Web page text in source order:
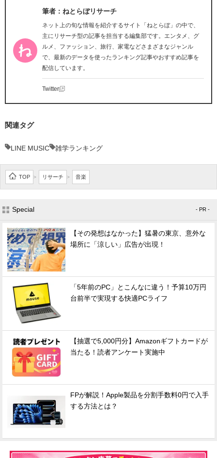
筆者：ねとらぼリサーチ
ネット上の旬な情報を紹介するサイト「ねとらぼ」の中で、
主にリサーチ型の記事を担当する編集部です。エンタメ、グ
ルメ、ファッション、旅行、家電などさまざまなジャンル
で、最新のデータを使ったランキング記事やおすすめ記事を
配信しています。
Twitter
関連タグ
LINE MUSIC 雑学ランキング
TOP > リサーチ > 音楽
Special - PR -
【その発想はなかった】猛暑の東京、意外な
場所に「涼しい」広告が出現！
「5年前のPC」とこんなに違う！予算10万円
台前半で実現する快適PCライフ
【抽選で5,000円分】Amazonギフトカードが
当たる！読者アンケート実施中
FPが解説！Apple製品を分割手数料0円で入手
する方法とは？